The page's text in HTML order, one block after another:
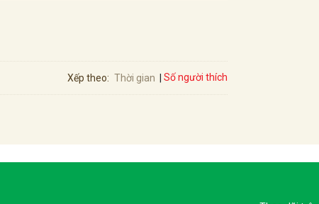
Xếp theo: Thời gian Số người thích